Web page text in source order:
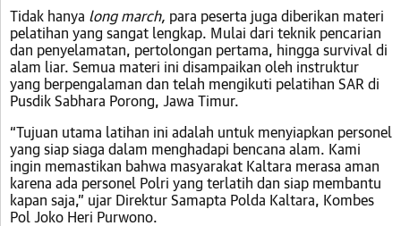
Tidak hanya long march, para peserta juga diberikan materi
pelatihan yang sangat lengkap. Mulai dari teknik pencarian
dan penyelamatan, pertolongan pertama, hingga survival di
alam liar. Semua materi ini disampaikan oleh instruktur
yang berpengalaman dan telah mengikuti pelatihan SAR di
Pusdik Sabhara Porong, Jawa Timur.
“Tujuan utama latihan ini adalah untuk menyiapkan personel
yang siap siaga dalam menghadapi bencana alam. Kami
ingin memastikan bahwa masyarakat Kaltara merasa aman
karena ada personel Polri yang terlatih dan siap membantu
kapan saja,” ujar Direktur Samapta Polda Kaltara, Kombes
Pol Joko Heri Purwono.